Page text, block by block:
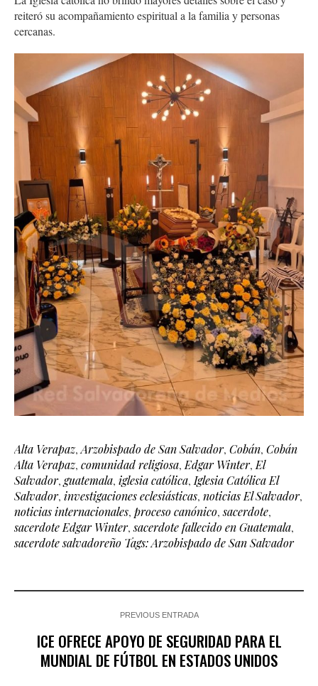
reiteró su acompañamiento espiritual a la familia y personas
cercanas.
Alta Verapaz,Arzobispado de San Salvador, Cobán, Cobán
Alta Verapaz, comunidad religiosa,Edgar Winter,El
Salvador, guatemala, iglesia católica,Iglesia Católica El
Salvador, investigaciones eclesiásticas, noticias El Salvador,
noticias internacionales, proceso canónico,sacerdote,
sacerdote Edgar Winter,sacerdote fallecido en Guatemala,
sacerdote salvadoreño Tags: Arzobispado de San Salvador
PREVIOUS ENTRADA
ICE OFRECE APOYO DE SEGURIDAD PARA EL
MUNDIAL DE FÚTBOL EN ESTADOS UNIDOS